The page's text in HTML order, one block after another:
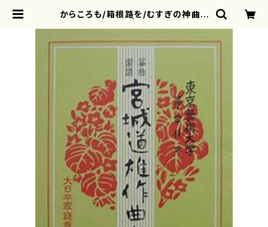
からころも/箱根路を/むすぎの神曲(/